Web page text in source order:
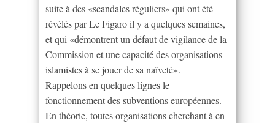
suite à des «scandales réguliers» qui ont été
révélés par Le Figaro il y a quelques semaines,
et qui «démontrent un défaut de vigilance de la
Commission et une capacité des organisations
islamistes à se jouer de sa naïveté».
Rappelons en quelques lignes le
fonctionnement des subventions européennes.
En théorie, toutes organisations cherchant à en